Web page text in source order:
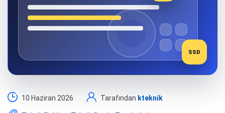
SSD
10 Haziran 2026 Tarafından kteknik